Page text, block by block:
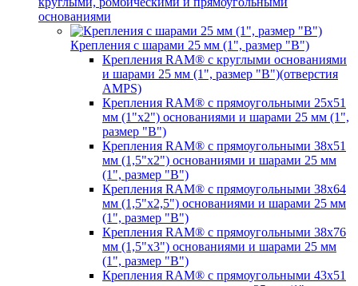
основаниями
Крепления с шарами 25 мм (1", размер "B")
Крепления RAM® с круглыми основаниями
и шарами 25 мм (1", размер "B")(отверстия
AMPS)
Крепления RAM® с прямоугольными 25х51
мм (1"х2") основаниями и шарами 25 мм (1",
размер "B")
Крепления RAM® с прямоугольными 38х51
мм (1,5"х2") основаниями и шарами 25 мм
(1", размер "B")
Крепления RAM® с прямоугольными 38х64
мм (1,5"х2,5") основаниями и шарами 25 мм
(1", размер "B")
Крепления RAM® с прямоугольными 38х76
мм (1,5"х3") основаниями и шарами 25 мм
(1", размер "B")
Крепления RAM® с прямоугольными 43x51